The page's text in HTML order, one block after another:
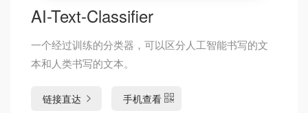
AI-Text-Classifier
一个经过训练的分类器，可以区分人工智能书写的文
本和人类书写的文本。
链接直达 手机查看